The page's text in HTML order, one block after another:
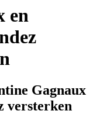
en
Gagnaux
versterken